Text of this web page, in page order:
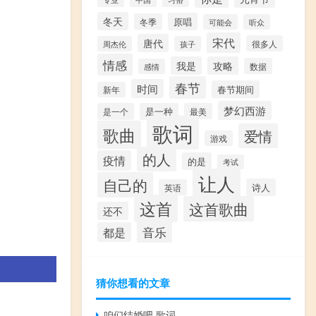
冬天
冬季 原唱 可能会
听众
周杰伦
唐代 孩子 宋代 很多人
情感 感情 我是 攻略 数据
新年 时间 春节 春节期间
是一个 是一种 最美 梦幻西游
歌曲 歌词 游戏 爱情
疫情 的人 的是 考试
自己的 英语 让人 诗人
还不 这首 这首歌曲
都是 音乐
猜你想看的文章